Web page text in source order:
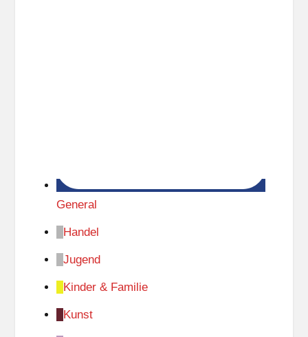
General
Handel
Jugend
Kinder & Familie
Kunst